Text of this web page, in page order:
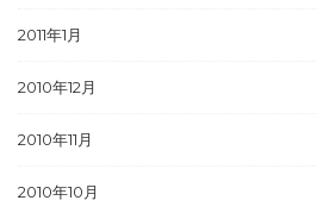
2011年1月
2010年12月
2010年11月
2010年10月